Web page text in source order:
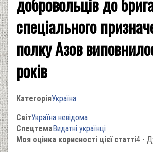
спеціального
полку Азов
років
КатегоріяУкраїна
СвітУкраїна невідома
СпецтемаВидатні українці
Моя оцінка корисності цієї статті4 -